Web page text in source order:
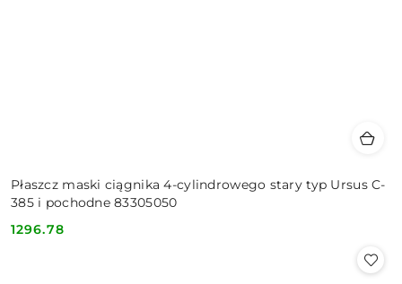
Płaszcz maski ciągnika 4-cylindrowego stary typ Ursus C-
385 i pochodne 83305050
Cena:
1296.78